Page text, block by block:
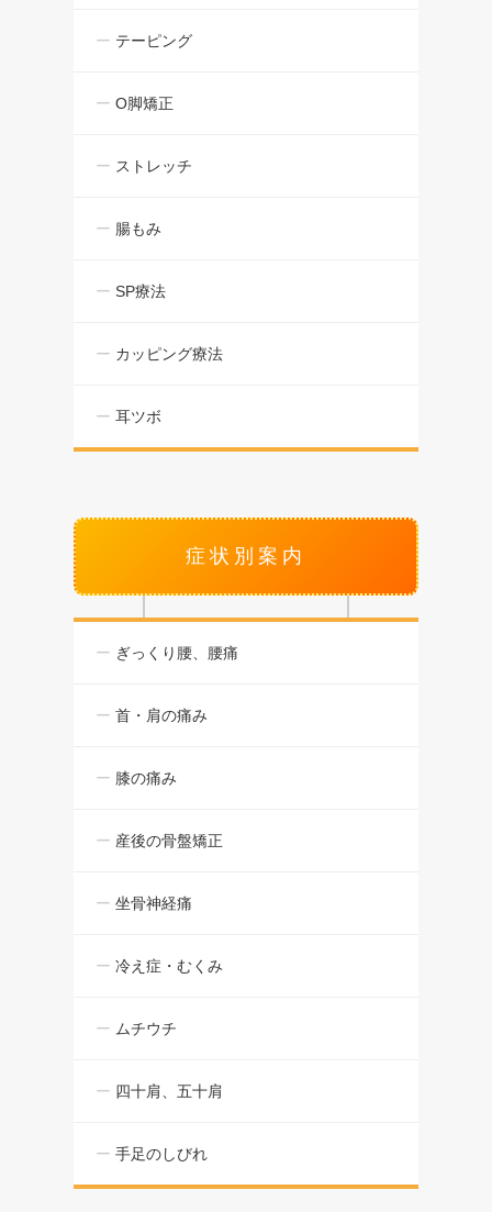
テーピング
O脚矯正
ストレッチ
腸もみ
SP療法
カッピング療法
耳ツボ
症状別案内
ぎっくり腰、腰痛
首・肩の痛み
膝の痛み
産後の骨盤矯正
坐骨神経痛
冷え症・むくみ
ムチウチ
四十肩、五十肩
手足のしびれ